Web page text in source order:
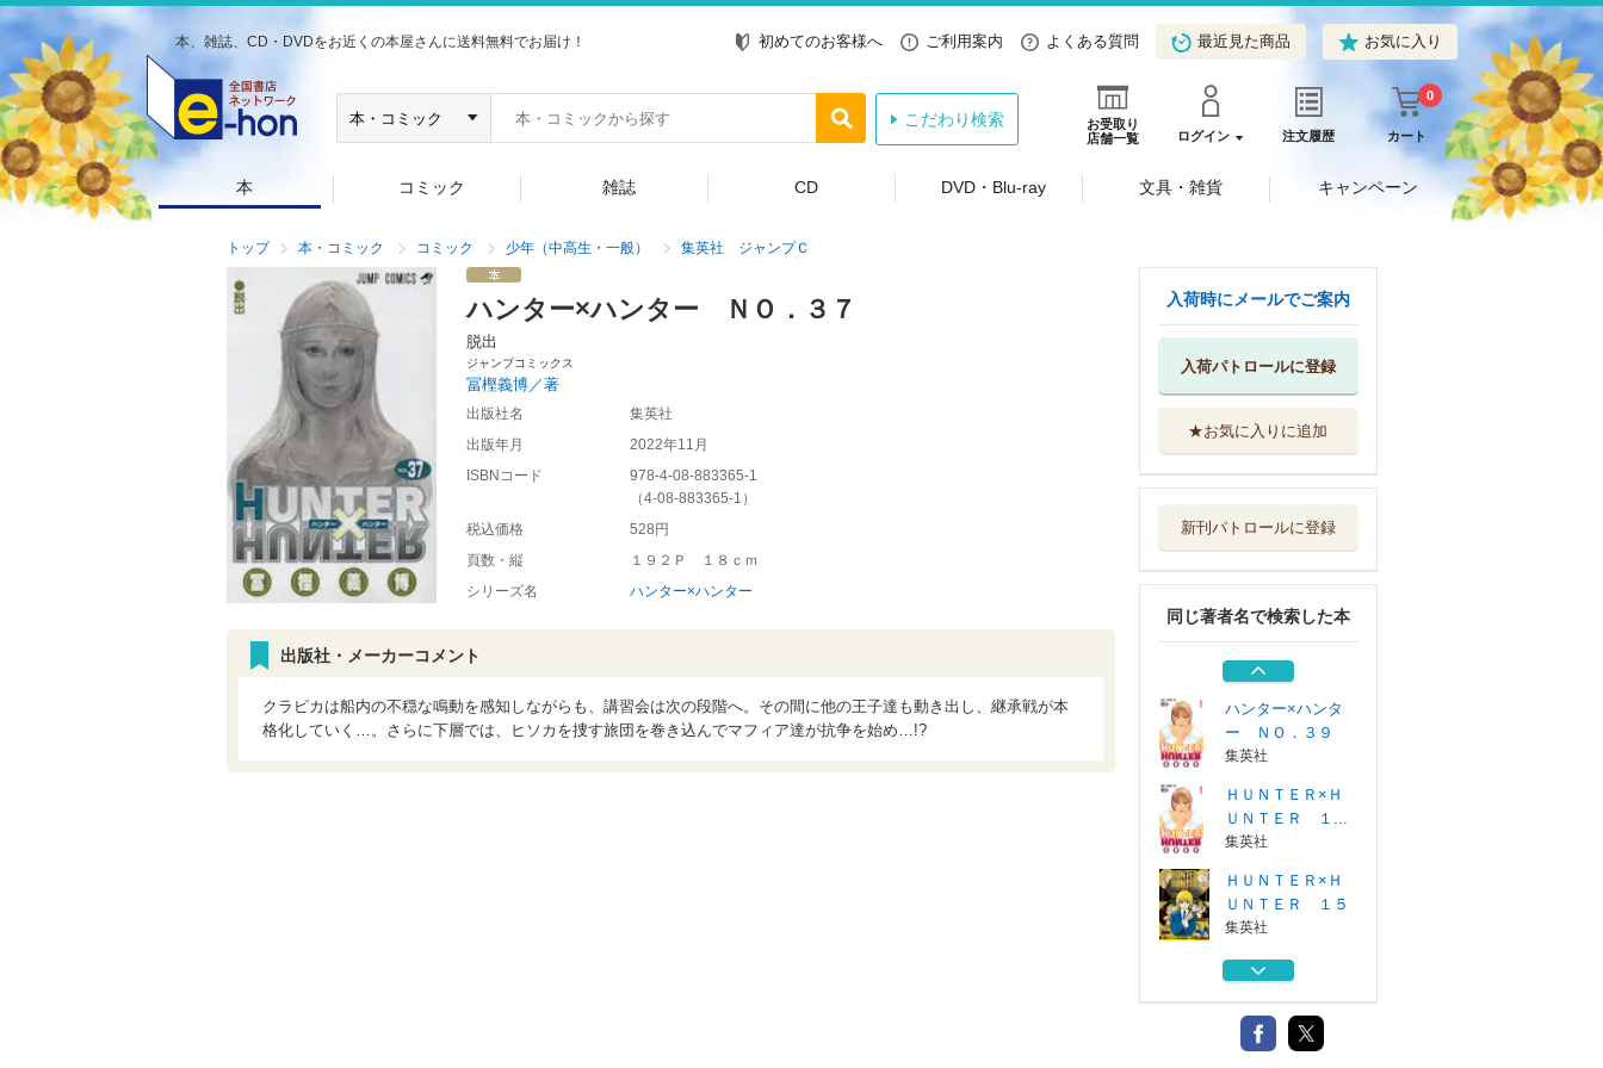
本、雑誌、CD・DVDをお近くの本屋さんに送料無料でお届け！ 初めてのお客様へ ご利用案内 よくある質問 最近見た商品 お気に入り
お受取り
店舗一覧
ログイン 注文履歴 カート
0
こだわり検索
本 コミック 雑誌 CD DVD・Blu-ray 文具・雑貨 キャンペーン
トップ 本・コミック コミック 少年（中高生・一般） 集英社 ジャンプＣ
ハンター×ハンター ＮＯ．３７
脱出
ジャンプコミックス
冨樫義博／著
出版社名
集英社
出版年月
2022年11月
ISBNコード
978-4-08-883365-1
（4-08-883365-1 ）
税込価格
528円
頁数・縦
１９２Ｐ １８ｃｍ
シリーズ名
ハンター×ハンター
出版社・メーカーコメント
クラピカは船内の不穏な鳴動を感知しながらも、講習会は次の段階へ。その間に他の王子達も動き出し、継承戦が本
格化していく…。さらに下層では、ヒソカを捜す旅団を巻き込んでマフィア達が抗争を始め…!?
入荷時にメールでご案内
入荷パトロールに登録
★お気に入りに追加
新刊パトロールに登録
同じ著者名で検索した本
ＨＵＮＴＥＲ×Ｈ
ＵＮＴＥＲ １５
ＨＵＮＴＥＲ×Ｈ
集英社
ハンター×ハンタ
ー ＮＯ．３８
集英社
ハンター×ハンタ
ー ＮＯ．３９
集英社
ＨＵＮＴＥＲ×Ｈ
ＵＮＴＥＲ １...
集英社
ＨＵＮＴＥＲ×Ｈ
ＵＮＴＥＲ １５
集英社
ＨＵＮＴＥＲ×Ｈ
集英社
ハンター×ハンタ